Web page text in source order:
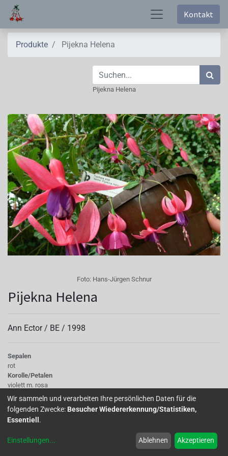
Kontakt
Produkte Pijekna Helena
Pijekna Helena
Foto: Hans-Jürgen Schnur
Pijekna Helena
Ann Ector / BE / 1998
Sepalen
rot
Korolle/Petalen
violett m. rosa
Knospe/Blüte
halb gefüllt, mittelgross
Wuchs
stehend
Wir sammeln und verarbeiten Ihre persönlichen Daten für die
folgenden Zwecke: Besucher Wiedererkennung/Statistiken,
Essentiell .
Einstellungen... Ablehnen Akzeptieren